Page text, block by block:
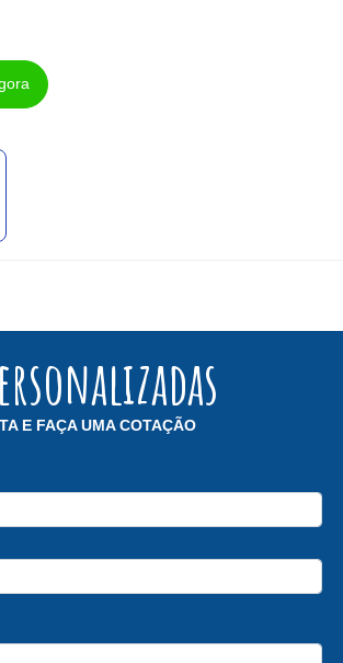
E FAÇA UMA COTAÇÃO